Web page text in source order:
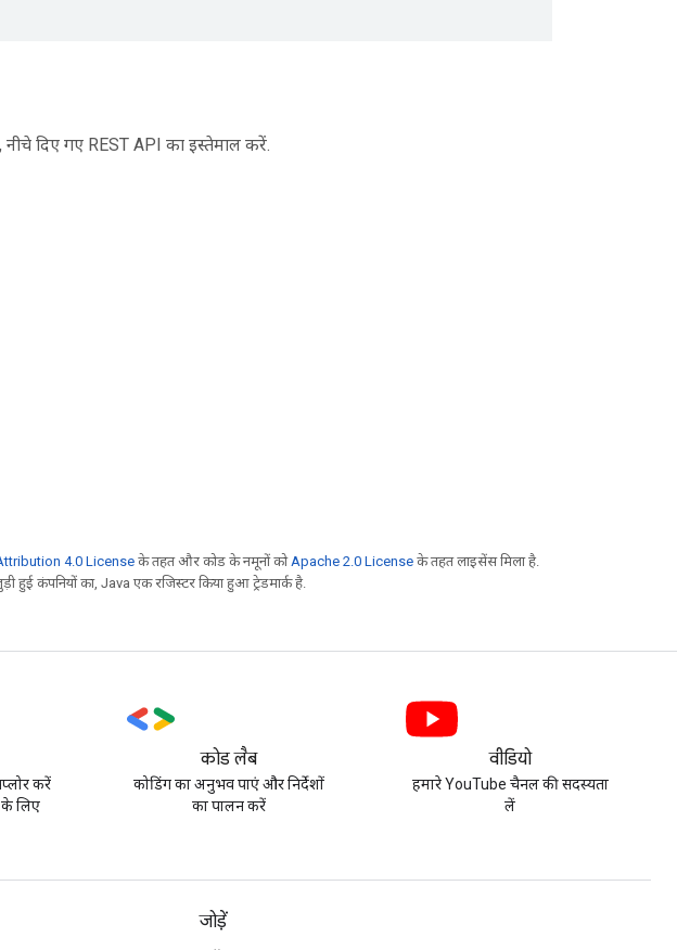
दिए गए REST API का इस्तेमाल करें.
4.0 Licenseके तहत और कोड के नमूनों को Apache 2.0 License के तहत लाइसेंस मिला है.
कंपनियों का, Java एक रजिस्टर किया हुआ ट्रेडमार्क है.
करें
लिए
कोड लैब
कोडिंग का अनुभव पाएं और निर्देशों
का पालन करें
वीडियो
हमारे YouTube चैनल की सदस्यता
लें
जोड़ें